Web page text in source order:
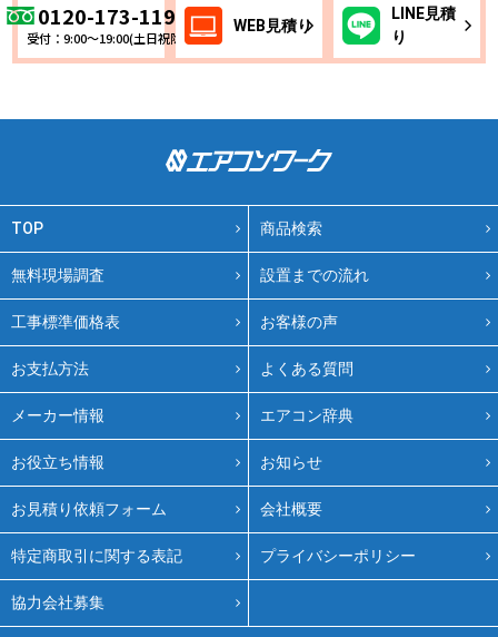
0120-173-119
受付：9:00～19:00(土日祝除く)
WEB 見積り
LINE見積
り
TOP 商品検索
無料現場調査 設置までの流れ
工事標準価格表 お客様の声
お支払方法 よくある質問
メーカー情報 エアコン辞典
お役立ち情報 お知らせ
お見積り依頼フォーム 会社概要
特定商取引に関する表記 プライバシーポリシー
協力会社募集